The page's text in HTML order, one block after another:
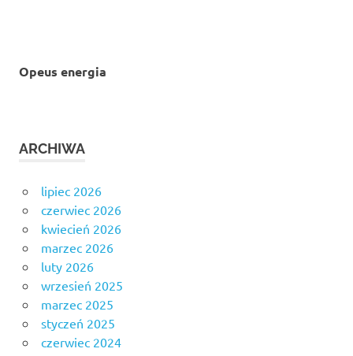
Opeus energia
ARCHIWA
lipiec 2026
czerwiec 2026
kwiecień 2026
marzec 2026
luty 2026
wrzesień 2025
marzec 2025
styczeń 2025
czerwiec 2024